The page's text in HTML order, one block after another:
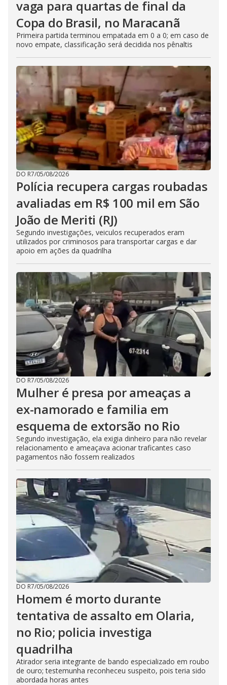
vaga para quartas de final da
Copa do Brasil, no Maracanã
Primeira partida terminou empatada em 0 a 0; em caso de
novo empate, classificação será decidida nos pênaltis
DO R7/05/08/2026
Polícia recupera cargas roubadas
avaliadas em R$ 100 mil em São
João de Meriti (RJ)
Segundo investigações, veiculos recuperados eram
utilizados por criminosos para transportar cargas e dar
apoio em ações da quadrilha
DO R7/05/08/2026
Mulher é presa por ameaças a
ex-namorado e familia em
esquema de extorsão no Rio
Segundo investigação, ela exigia dinheiro para não revelar
relacionamento e ameaçava acionar traficantes caso
pagamentos não fossem realizados
DO R7/05/08/2026
Homem é morto durante
tentativa de assalto em Olaria,
no Rio; policia investiga
quadrilha
Atirador seria integrante de bando especializado em roubo
de ouro; testemunha reconheceu suspeito, pois teria sido
abordada horas antes